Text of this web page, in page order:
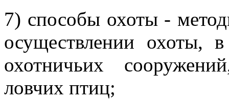
7) способы охоты -
осуществлении охоты,
охотничьих
ловчих птиц;